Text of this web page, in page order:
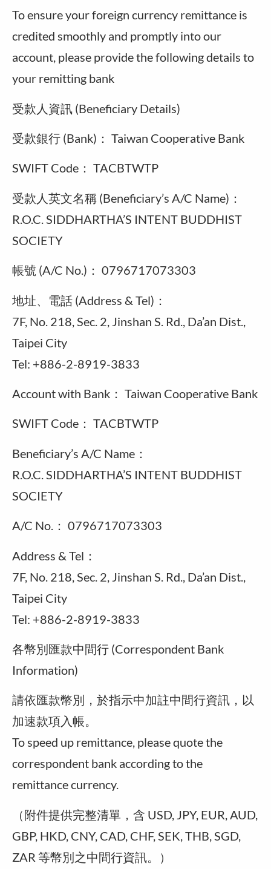
To ensure your foreign currency remittance is
credited smoothly and promptly into our
account, please provide the following details to
your remitting bank
受款人資訊 (Beneficiary Details)
受款銀行 (Bank)： Taiwan Cooperative Bank
SWIFT Code： TACBTWTP
受款人英文名稱 (Beneficiary’s A/C Name)：
R.O.C. SIDDHARTHA’S INTENT BUDDHIST
SOCIETY
帳號 (A/C No.)： 0796717073303
地址、電話 (Address & Tel)：
7F, No. 218, Sec. 2, Jinshan S. Rd., Da’an Dist.,
Taipei City
Tel: +886-2-8919-3833
Account with Bank： Taiwan Cooperative Bank
SWIFT Code： TACBTWTP
Beneficiary’s A/C Name：
R.O.C. SIDDHARTHA’S INTENT BUDDHIST
SOCIETY
A/C No.： 0796717073303
Address & Tel：
7F, No. 218, Sec. 2, Jinshan S. Rd., Da’an Dist.,
Taipei City
Tel: +886-2-8919-3833
各幣別匯款中間行 (Correspondent Bank
Information)
請依匯款幣別，於指示中加註中間行資訊，以
加速款項入帳。
To speed up remittance, please quote the
correspondent bank according to the
remittance currency.
（附件提供完整清單，含 USD, JPY, EUR, AUD,
GBP, HKD, CNY, CAD, CHF, SEK, THB, SGD,
ZAR 等幣別之中間行資訊。）